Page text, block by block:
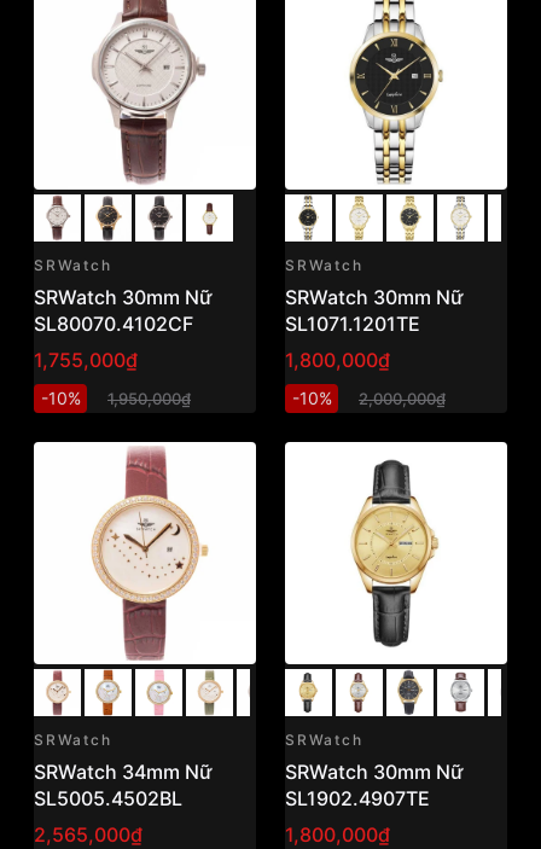
SRWatch
SRWatch 30mm Nữ
SL80070.4102CF
1,755,000₫
-10% 1,950,000₫
SRWatch
SRWatch 30mm Nữ
SL1071.1201TE
1,800,000₫
-10% 2,000,000₫
SRWatch
SRWatch 34mm Nữ
SL5005.4502BL
2,565,000₫
SRWatch
SRWatch 30mm Nữ
SL1902.4907TE
1,800,000₫